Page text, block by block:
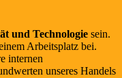
und Technologie sein.
Arbeitsplatz bei.
internen
unseres Handels